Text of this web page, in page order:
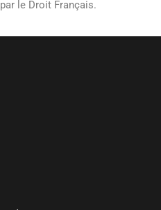
le Droit Français.